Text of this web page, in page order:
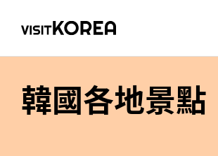
韓國各地景點